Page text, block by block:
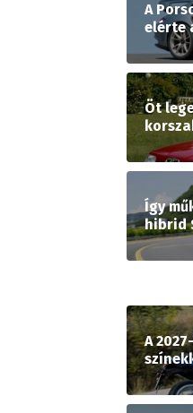
A
elérte
Öt
Így
hibrid
A